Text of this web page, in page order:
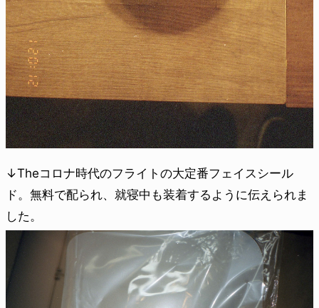
↓Theコロナ時代のフライトの大定番フェイスシール
ド。無料で配られ、就寝中も装着するように伝えられま
した。